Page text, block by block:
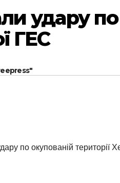
удару
ГЕС
по окупованій